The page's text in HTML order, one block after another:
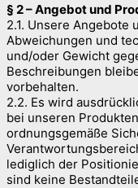
§ 2 – Angebot und
2.1. Unsere Angebote
Abweichungen und
und/oder Gewicht
Beschreibungen
vorbehalten.
2.2. Es wird
bei unseren
ordnungsgemäße
lediglich der
sind keine